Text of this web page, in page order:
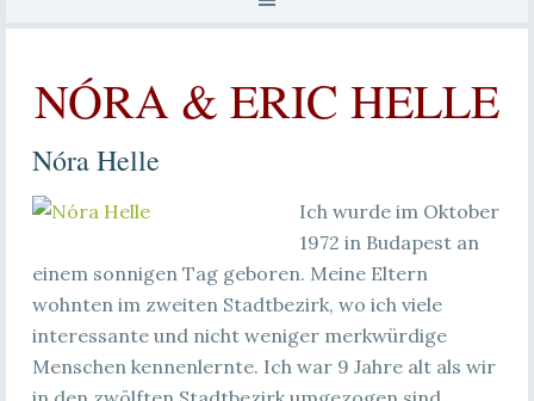
NÓRA & ERIC HELLE
Nóra Helle
Ich wurde im Oktober
1972 in Budapest an
einem sonnigen Tag geboren. Meine Eltern
wohnten im zweiten Stadtbezirk, wo ich viele
interessante und nicht weniger merkwürdige
Menschen kennenlernte. Ich war 9 Jahre alt als wir